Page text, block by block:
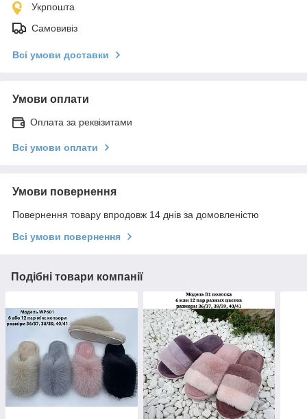
Укрпошта
Самовивіз
Всі умови доставки
Умови оплати
Оплата за реквізитами
Всі умови оплати
Умови повернення
Повернення товару впродовж 14 днів за домовленістю
Всі умови повернення
Подібні товари компанії